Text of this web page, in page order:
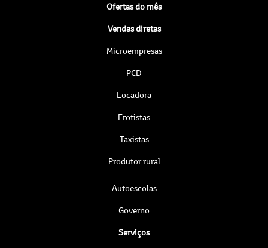
Ofertas do mês
Vendas diretas
Microempresas
PCD
Locadora
Frotistas
Taxistas
Produtor rural
Autoescolas
Governo
Serviços